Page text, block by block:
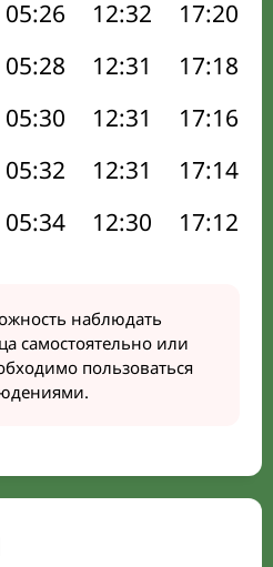
05:26 12:32 17:20
05:28 12:31 17:18
05:30 12:31 17:16
05:32 12:31 17:14
05:34 12:30 17:12
наблюдать
самостоятельно или
пользоваться